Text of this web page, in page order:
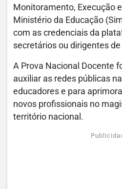
Monitoramento, Execução
Ministério da Educação
com as credenciais da
secretários ou dirigentes
A Prova Nacional Docente
auxiliar as redes públicas
educadores e para
novos profissionais no
território nacional.